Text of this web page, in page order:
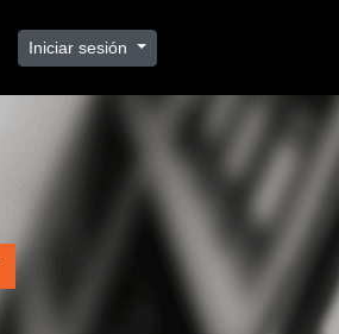
Iniciar sesión